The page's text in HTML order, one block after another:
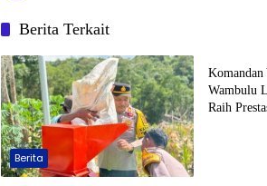
Berita Terkait
Berita
Wambulu
Raih